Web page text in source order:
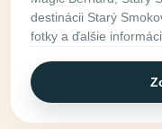
destinácii Starý
fotky a ďalšie